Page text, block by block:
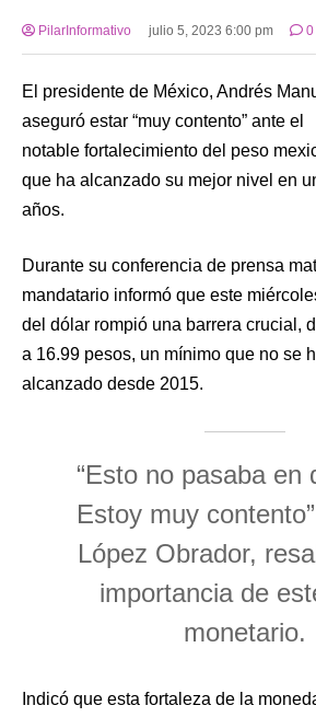
PilarInformativo julio 5, 2023 6:00 pm 0
El presidente de México, Andrés
aseguró estar “muy contento” ante el
notable fortalecimiento del peso
que ha alcanzado su mejor nivel en
años.
Durante su conferencia de prensa
mandatario informó que este
del dólar rompió una barrera crucial,
a 16.99 pesos, un mínimo que no se
alcanzado desde 2015.
“Esto no pasaba en
Estoy muy
López Obrador,
importancia de
monetario.
Indicó que esta fortaleza de la